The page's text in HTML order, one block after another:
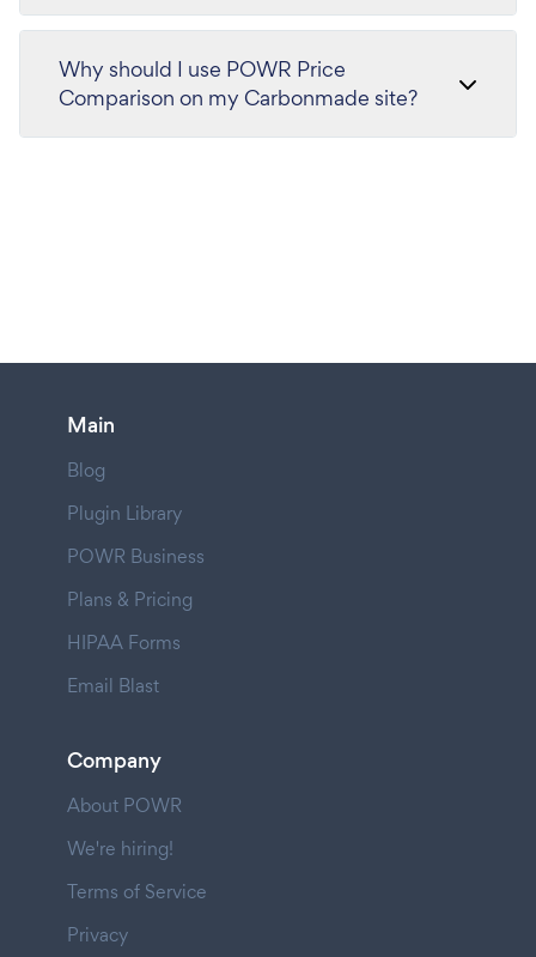
Why should I use POWR Price
Comparison on my Carbonmade site?
Main
Blog
Plugin Library
POWR Business
Plans & Pricing
HIPAA Forms
Email Blast
Company
About POWR
We're hiring!
Terms of Service
Privacy